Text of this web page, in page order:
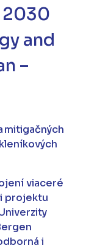
2030
and
–
mitigačných
viaceré
projektu
i